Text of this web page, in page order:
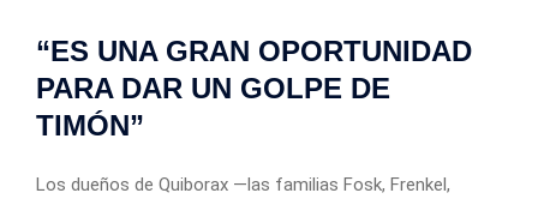
“ES UNA GRAN OPORTUNIDAD
PARA DAR UN GOLPE DE
TIMÓN”
Los dueños de Quiborax —las familias Fosk, Frenkel,